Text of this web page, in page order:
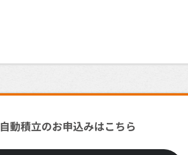
動積立のお申込みはこちら